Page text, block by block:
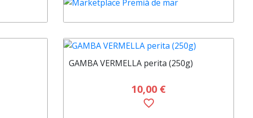
GAMBA VERMELLA perita (250g)
10,00 €
favorite_border